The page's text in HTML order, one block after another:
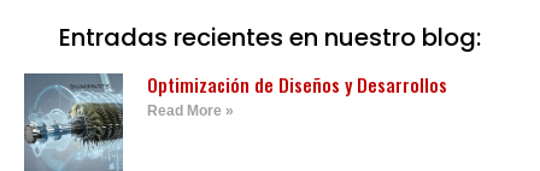
Entradas recientes en nuestro blog:
Optimización de Diseños y Desarrollos
Read More »